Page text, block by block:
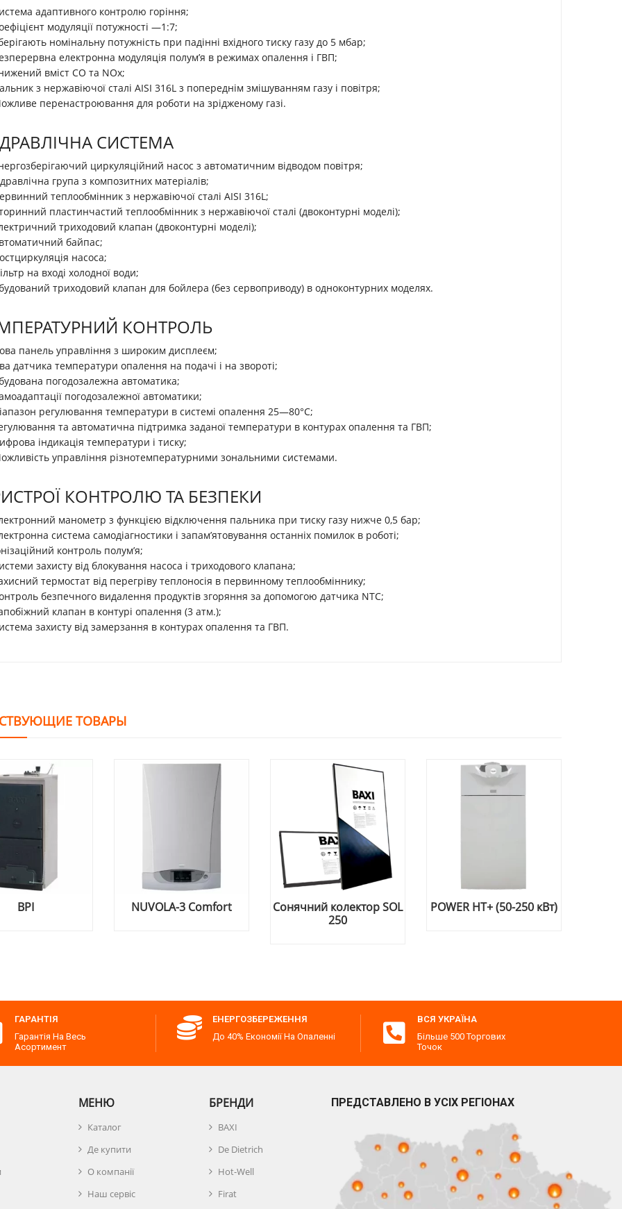
адаптивного контролю горіння;
модуляції потужності —1:7;
номінальну потужність при падінні вхідного тиску газу до 5 мбар;
електронна модуляція полум’я в режимах опалення і ГВП;
вміст СО та NOx;
з нержавіючої сталі AISI 316L з попереднім змішуванням газу і повітря;
перенастроювання для роботи на зрідженому газі.
СИСТЕМА
циркуляційний насос з автоматичним відводом повітря;
група з композитних матеріалів;
теплообмінник з нержавіючої сталі AISI 316L;
пластинчастий теплообмінник з нержавіючої сталі (двоконтурні моделі);
триходовий клапан (двоконтурні моделі);
байпас;
насоса;
на вході холодної води;
триходовий клапан для бойлера (без сервоприводу) в одноконтурних моделях.
КОНТРОЛЬ
панель управління з широким дисплеєм;
датчика температури опалення на подачі і на звороті;
погодозалежна автоматика;
погодозалежної автоматики;
регулювання температури в системі опалення 25—80°С;
та автоматична підтримка заданої температури в контурах опалення та ГВП;
індикація температури і тиску;
управління різнотемпературними зональними системами.
КОНТРОЛЮ ТА БЕЗПЕКИ
манометр з функцією відключення пальника при тиску газу нижче 0,5 бар;
система самодіагностики і запам’ятовування останніх помилок в роботі;
контроль полум’я;
захисту від блокування насоса і триходового клапана;
термостат від перегріву теплоносія в первинному теплообміннику;
безпечного видалення продуктів згоряння за допомогою датчика NTC;
клапан в контурі опалення (3 атм.);
захисту від замерзання в контурах опалення та ГВП.
ТОВАРЫ
NUVOLA-3 Comfort
Сонячний колектор SOL
POWER HT+ (50-250 кВт)
ГАРАНТІЯ
Гарантія На Весь
Асортимент
ЕНЕРГОЗБЕРЕЖЕННЯ
До 40% Економії На Опаленні
ВСЯ УКРАЇНА
Більше 500 Торгових
Точок
МЕНЮ
Каталог
Де купити
О компанії
Наш сервіс
БРЕНДИ
BAXI
De Dietrich
Hot-Well
Firat
ПРЕДСТАВЛЕНО В УСІХ РЕГІОНАХ